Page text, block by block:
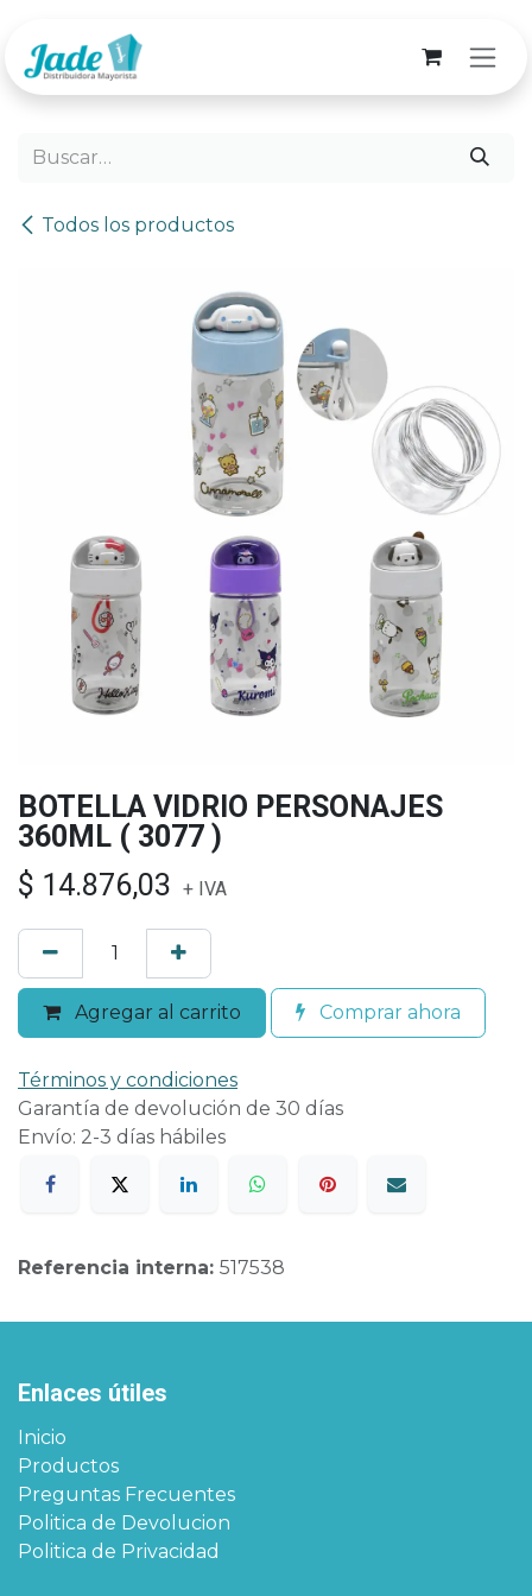
Todos los productos
BOTELLA VIDRIO PERSONAJES
360ML ( 3077 )
$ 14.876,03 + IVA
Agregar al carrito Comprar ahora
Términos y condiciones
Garantía de devolución de 30 días
Envío: 2-3 días hábiles
Referencia interna: 517538
Enlaces útiles
Inicio
Productos
Preguntas Frecuentes
Politica de Devolucion
Politica de Privacidad